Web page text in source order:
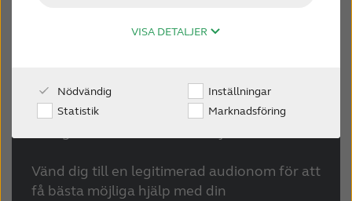
VISA DETALJER
Nödvändig
Inställningar
Statistik
Marknadsföring
SVERIGE
Canada Česká republika
personliga förstärkningsenheter. En
hörapparat är en slags förstärkningsenhet
Vänd dig till en legitimerad audionom för att
få bästa möjliga hjälp med din